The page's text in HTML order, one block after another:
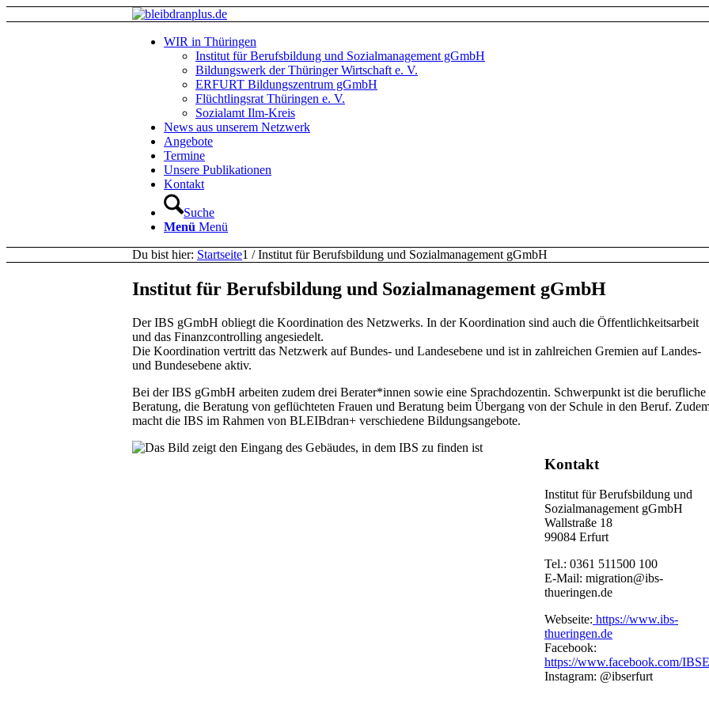
WIR in Thüringen
Institut für Berufsbildung und Sozialmanagement gGmbH
Bildungswerk der Thüringer Wirtschaft e. V.
ERFURT Bildungszentrum gGmbH
Flüchtlingsrat Thüringen e. V.
Sozialamt Ilm-Kreis
News aus unserem Netzwerk
Angebote
Termine
Unsere Publikationen
Kontakt
Suche
Menü Menü
Du bist hier: Startseite1 / Institut für Berufsbildung und Sozialmanagement gGmbH
Institut für Berufsbildung und Sozialmanagement gGmbH
Der IBS gGmbH obliegt die Koordination des Netzwerks. In der Koordination sind auch die Öffentlichkeitsarbeit
und das Finanzcontrolling angesiedelt.
Die Koordination vertritt das Netzwerk auf Bundes- und Landesebene und ist in zahlreichen Gremien auf Landes-
und Bundesebene aktiv.
Bei der IBS gGmbH arbeiten zudem drei Berater*innen sowie eine Sprachdozentin. Schwerpunkt ist die berufliche
Beratung, die Beratung von geflüchteten Frauen und Beratung beim Übergang von der Schule in den Beruf.
macht die IBS im Rahmen von BLEIBdran+ verschiedene Bildungsangebote.
Kontakt
Institut für Berufsbildung und
Sozialmanagement gGmbH
Wallstraße 18
99084 Erfurt
Tel.: 0361 511500 100
E-Mail: migration@ibs-
thueringen.de
Webseite: https://www.ibs-
thueringen.de
Facebook:
https://www.facebook.com/
Instagram: @ibserfurt